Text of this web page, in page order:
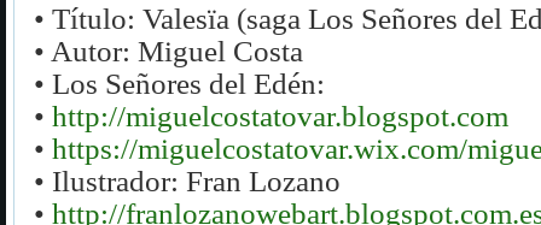
• Título: Valesïa (saga Los Señores del
• Autor: Miguel Costa
• Los Señores del Edén:
• http://miguelcostatovar.blogspot.com
• https://miguelcostatovar.wix.com/
• Ilustrador: Fran Lozano
• http://